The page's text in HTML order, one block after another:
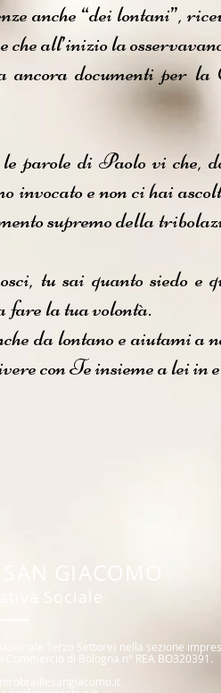
anche “dei lontani”,
all’inizio la
documenti per la
parole di Paolo vi che,
invocato e non ci hai
supremo della
tu sai quanto siedo e
fare la tua volontà.
da lontano e aiutami a
con Te insieme a lei in
GIACOMO
rativa Sociale
T erzo Settore) nella sezione
di Bologna n° REA BO320391.